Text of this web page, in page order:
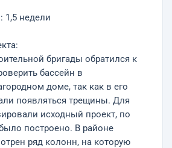
1,5 недели
бригады обратился к
бассейн в
доме, так как в его
появляться трещины. Для
исходный проект, по
построено. В районе
ряд колонн, на которую